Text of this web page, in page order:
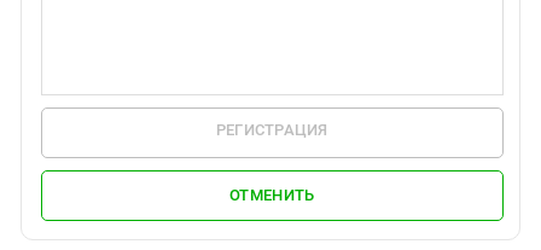
РЕГИСТРАЦИЯ
ОТМЕНИТЬ